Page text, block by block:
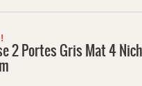
2 Portes Gris Mat 4